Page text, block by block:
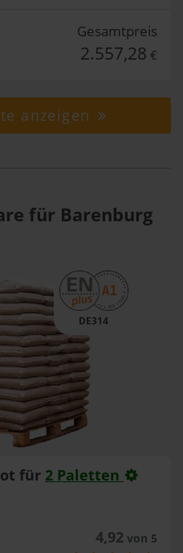
Gesamtpreis
2.557,28 €
anzeigen
für Barenburg
DE314
für 2 Paletten
4,92von 5